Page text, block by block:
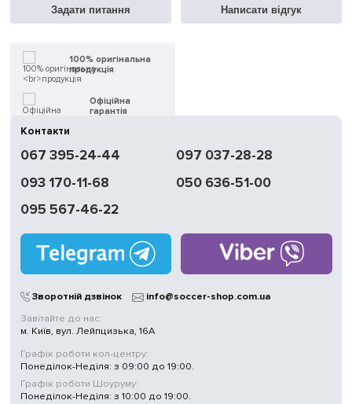
Задати питання Написати відгук
100% оригінальна
продукція
Офіційна
гарантія
доставка
Обмін | Повернення
без вихідних
у Києві
Контакти
067 395-24-44
097 037-28-28
093 170-11-68
050 636-51-00
095 567-46-22
Зворотній дзвінок
info@soccer-shop.com.ua
Завітайте до нас:
м. Київ, вул. Лейпцизька, 16А
Графік роботи кол-центру:
Понеділок-Неділя: з 09:00 до 19:00.
Графік роботи Шоуруму:
Понеділок-Неділя: з 10:00 до 19:00.